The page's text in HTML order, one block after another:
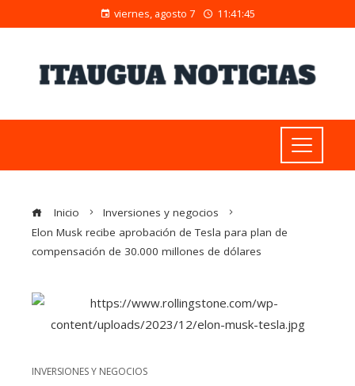
viernes, agosto 7 11:41:46
Inicio
Inversiones y negocios
Elon Musk recibe aprobación de Tesla para plan de
compensación de 30.000 millones de dólares
INVERSIONES Y NEGOCIOS